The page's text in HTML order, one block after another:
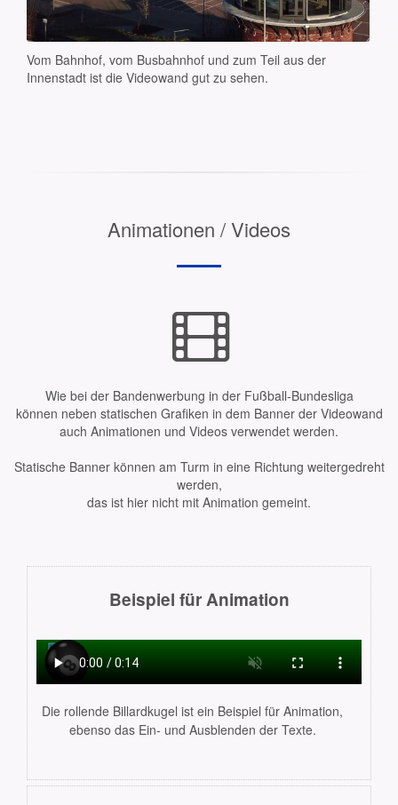
Vom Bahnhof, vom Busbahnhof und zum Teil aus der
Innenstadt ist die Videowand gut zu sehen.
Animationen / Videos
Wie bei der Bandenwerbung in der Fußball-Bundesliga
können neben statischen Grafiken in dem Banner der Videowand
auch Animationen und Videos verwendet werden.
Statische Banner können am Turm in eine Richtung weitergedreht
werden,
das ist hier nicht mit Animation gemeint.
Beispiel für Animation
Die rollende Billardkugel ist ein Beispiel für Animation,
ebenso das Ein- und Ausblenden der Texte.